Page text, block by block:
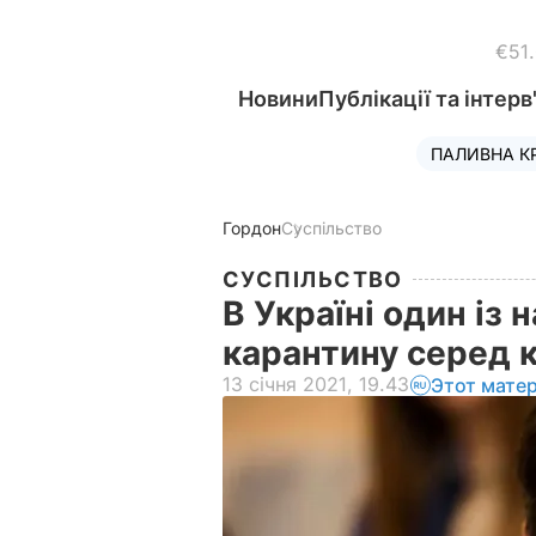
НовиниПублікації та
ПАЛИВНА
ГордонСуспільство
СУСПІЛЬСТВО
В Україні один
карантину серед
13 січня 2021, 19.43 Этот